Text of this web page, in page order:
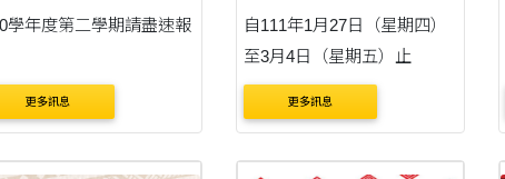
學年度第二學期請盡速報
更多訊息
自111年1月27日（星期四）
至3月4日（星期五）止
更多訊息